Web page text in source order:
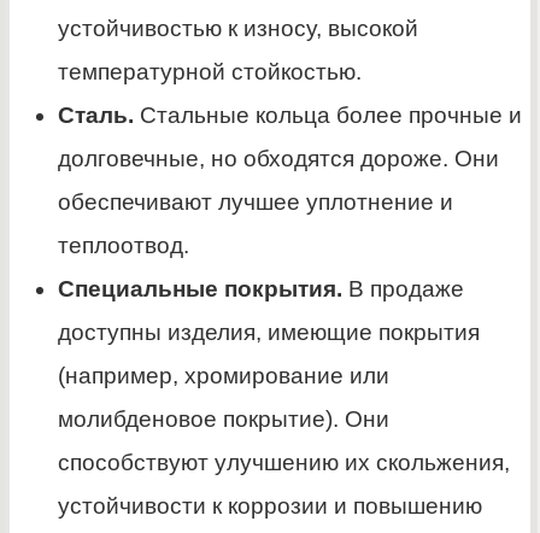
устойчивостью к износу, высокой
температурной стойкостью.
Сталь. Стальные кольца более прочные и
долговечные, но обходятся дороже. Они
обеспечивают лучшее уплотнение и
теплоотвод.
Специальные покрытия. В продаже
доступны изделия, имеющие покрытия
(например, хромирование или
молибденовое покрытие). Они
способствуют улучшению их скольжения,
устойчивости к коррозии и повышению